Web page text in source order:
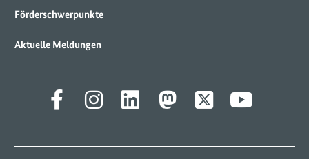
Förderschwerpunkte
Aktuelle Meldungen